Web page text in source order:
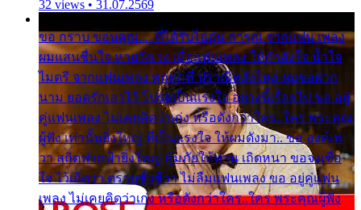
32 views • 31.07.2569
ขอ กราบ ขอบคุณ.... ที่ได้รับไออุ่น การุณ จากแฟน เพลง
ผมแสนชื่นใจ หายวังเวง เมื่อแฟนเพลง ให้กำลังใจ น้ำใจ
ไมตรี จากแฟนเพลง ทุกทุกที่ ปราณีหลั่งไหล ผมขอฝาก
นาม ยอดรักเอาไว้ โปรดเป็นแรงใจ อย่างนี้เรื่อยไป ขอ อยู่
คู่แฟนเพลง ไม่เคยคิดว่าเก่ง หรือดังกว่าใคร..ใคร พระคุณ
ผู้ฟัง เท่านั้นยิ่งใหญ่ ที่เป็นแรงใจ ให้ผมดังมา.. ขอ องค์เท
วา สถิตฟากฟ้ายิ่งใหญ่ คุ้มภัยให้ท่าน เถิดหนา ขอจงเชื่อ
ใจ ไว้เถิดว่า ตราบชั่วชีวา ไม่ลืมแฟนเพลง ขอ อยู่คู่แฟน
เพลง ไม่เคยคิดว่าเก่ง หรือดังกว่าใคร..ใคร พระคุณผู้ฟัง